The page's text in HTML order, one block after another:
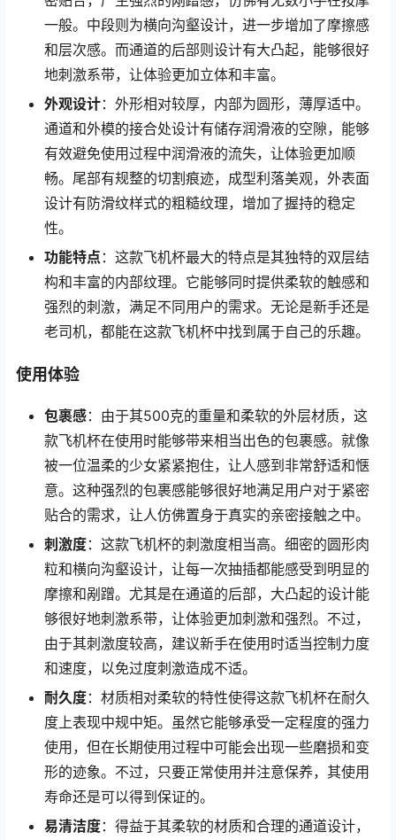
一般。中段则为横向沟壑设计，进一步增加了摩擦感
和层次感。而通道的后部则设计有大凸起，能够很好
地刺激系带，让体验更加立体和丰富。
外观设计：外形相对较厚，内部为圆形，薄厚适中。
通道和外模的接合处设计有储存润滑液的空隙，能够
有效避免使用过程中润滑液的流失，让体验更加顺
畅。尾部有规整的切割痕迹，成型利落美观，外表面
设计有防滑纹样式的粗糙纹理，增加了握持的稳定
性。
功能特点 ：这款飞机杯最大的特点是其独特的双层结
构和丰富的内部纹理。它能够同时提供柔软的触感和
强烈的刺激，满足不同用户的需求。无论是新手还是
老司机，都能在这款飞机杯中找到属于自己的乐趣。
使用体验
包裹感：由于其500克的重量和柔软的外层材质，这
款飞机杯在使用时能够带来相当出色的包裹感。就像
被一位温柔的少女紧紧抱住，让人感到非常舒适和惬
意。这种强烈的包裹感能够很好地满足用户对于紧密
贴合的需求，让人仿佛置身于真实的亲密接触之中。
刺激度：这款飞机杯的刺激度相当高。细密的圆形肉
粒和横向沟壑设计，让每一次抽插都能感受到明显的
摩擦和剐蹭。尤其是在通道的后部，大凸起的设计能
够很好地刺激系带，让体验更加刺激和强烈。不过，
由于其刺激度较高，建议新手在使用时适当控制力度
和速度，以免过度刺激造成不适。
耐久度：材质相对柔软的特性使得这款飞机杯在耐久
度上表现中规中矩。虽然它能够承受一定程度的强力
使用，但在长期使用过程中可能会出现一些磨损和变
形的迹象。不过，只要正常使用并注意保养，其使用
寿命还是可以得到保证的。
易清洁度：得益于其柔软的材质和合理的通道设计，